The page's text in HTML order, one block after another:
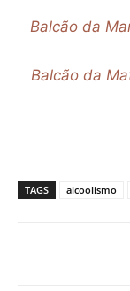
Balcão da
Balcão da
TAGS alcoolismo